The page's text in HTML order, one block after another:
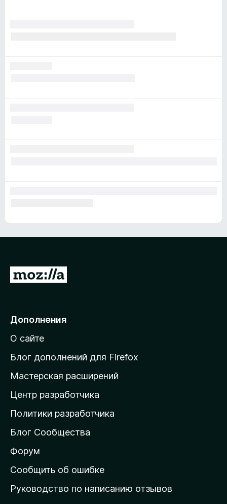
П
е
й
т
и
а
д
о
а
ш
н
ю
Дополнения
О сайте
Блог дополнений для Firefox
Мастерская расширений
Центр разработчика
Политики разработчика
Блог Сообщества
Форум
Сообщить об ошибке
Руководство по написанию отзывов